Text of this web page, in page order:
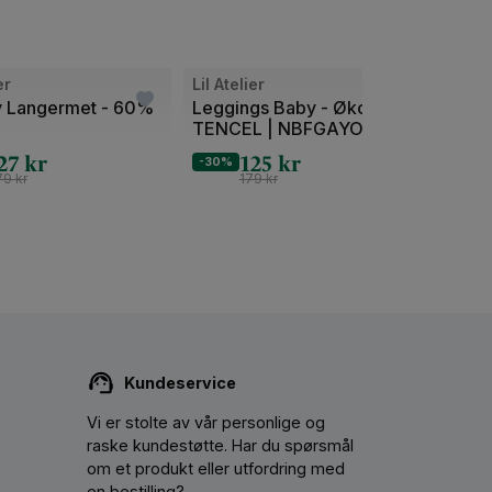
Langermet - 60%
kr
kr
Bilde
av
Lil Atelier
Leggings Baby - Øko
TENCEL | NBFGAYO SAG
SLIM LEGGINGS LIL
-30% 125 kr
179kr
Kundeservice
Vi er stolte av vår personlige og
raske kundestøtte. Har du spørsmål
om et produkt eller utfordring med